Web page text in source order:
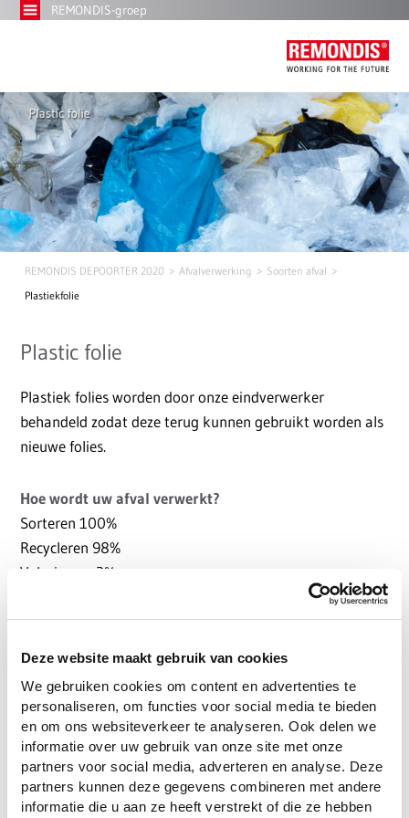
Deze website maakt gebruik van cookies
We gebruiken cookies om content en advertenties te
personaliseren, om functies voor social media te bieden
en om ons websiteverkeer te analyseren. Ook delen we
informatie over uw gebruik van onze site met onze
partners voor social media, adverteren en analyse. Deze
partners kunnen deze gegevens combineren met andere
informatie die u aan ze heeft verstrekt of die ze hebben
REMONDIS-groep
REMONDIS DEPOORTER 2020 Afvalverwerking
Soorten afval
Plastiekfolie
Plastic folie
Plastiek folies worden door onze eindverwerker
behandeld zodat deze terug kunnen gebruikt worden als
nieuwe folies.
Hoe wordt uw afval verwerkt?
Sorteren 100%
Recycleren 98%
Valoriseren 2%
Een container voor afval huren?
Ontdek de
mogelijkheden
Wenst u advies over het type afval dat u wil laten
verwerken? Neem vrijblijvend
contactmet ons op.
Wil u een container huren? Vraag hieruw offerte aan.